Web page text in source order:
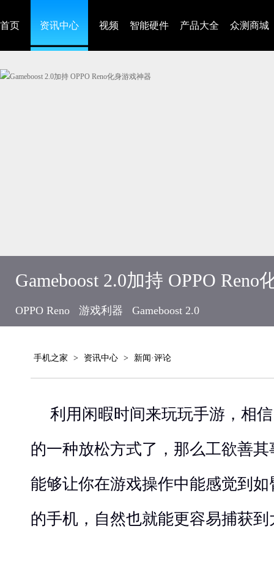
首页 资讯中心 视频 智能硬件 产品大全 众测商城
Gameboost 2.0加持 OPPO Reno
OPPO Reno 游戏利器 Gameboost 2.0
手机之家 > 资讯中心 > 新闻·评论
利用闲暇时间来玩玩手游，相
的一种放松方式了，那么工欲善
能够让你在游戏操作中能感觉到
的手机，自然也就能更容易捕获